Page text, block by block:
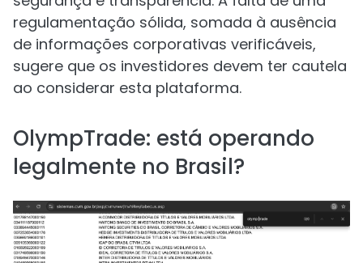
regulamentação sólida, somada à ausência
de informações corporativas verificáveis,
sugere que os investidores devem ter cautela
ao considerar esta plataforma.
OlympTrade: está operando
legalmente no Brasil?